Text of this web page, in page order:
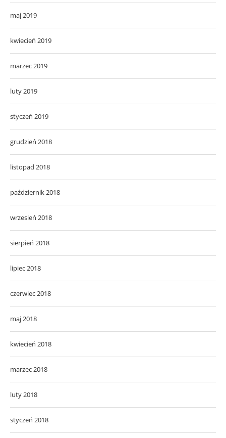
maj 2019
kwiecień 2019
marzec 2019
luty 2019
styczeń 2019
grudzień 2018
listopad 2018
październik 2018
wrzesień 2018
sierpień 2018
lipiec 2018
czerwiec 2018
maj 2018
kwiecień 2018
marzec 2018
luty 2018
styczeń 2018